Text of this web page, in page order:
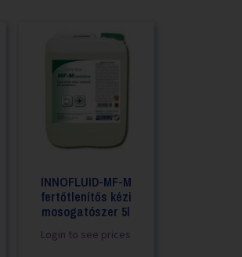
INNOFLUID-MF-M
fertőtlenítős kézi
mosogatószer 5l
Login to see prices